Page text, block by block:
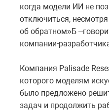
когда модели ИИ не
отключиться,
об обратном»Б
компании-
Компания Palisade
которого моделям
было предложено
задач и продолжить